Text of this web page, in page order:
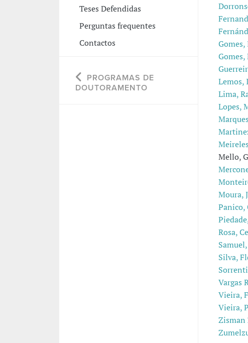
Teses Defendidas
Perguntas frequentes
Contactos
PROGRAMAS DE
DOUTORAMENTO
Gomes,
Lemos,
Lima,
Lopes,
Mello,
Moura,
Panico,
Rosa,
Silva,
Vargas
Vieira,
Vieira,
Zisman